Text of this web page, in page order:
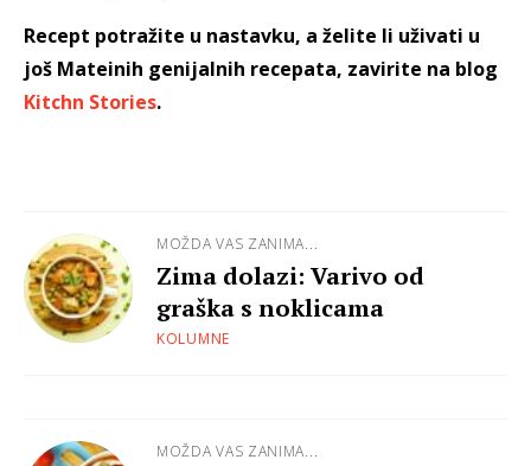
Recept potražite u nastavku, a želite li uživati u
još Mateinih genijalnih recepata, zavirite na blog
Kitchn Stories.
MOŽDA VAS ZANIMA...
Zima dolazi: Varivo od
graška s noklicama
KOLUMNE
MOŽDA VAS ZANIMA...